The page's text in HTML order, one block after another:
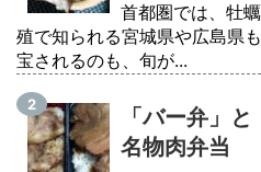
首都圏では、牡
殖で知られる宮城県や広島県
宝されるのも、旬が...
「バー弁」
名物肉弁当